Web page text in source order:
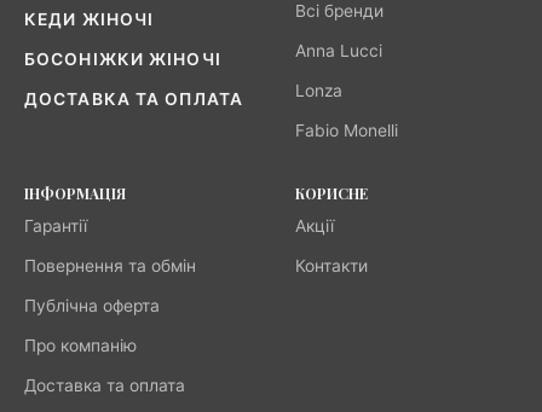
КЕДИ ЖІНОЧІ
БОСОНІЖКИ ЖІНОЧІ
ДОСТАВКА ТА ОПЛАТА
Всі бренди
Anna Lucci
Lonza
Fabio Monelli
ІНФОРМАЦІЯ
Гарантії
Повернення та обмін
Публічна оферта
Про компанію
Доставка та оплата
КОРИСНЕ
Акції
Контакти